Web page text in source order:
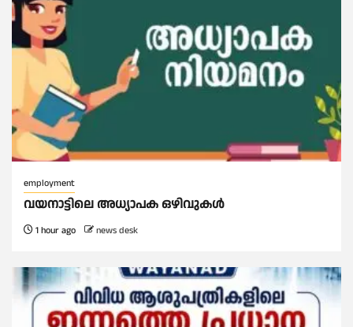
employment
വയനാട്ടിലെ അധ്യാപക ഒഴിവുകൾ
1 hour ago news desk